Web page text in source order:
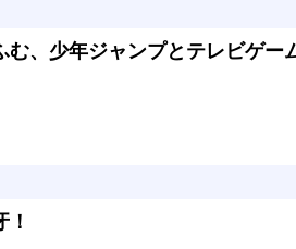
む、少年ジャンプとテレビゲー